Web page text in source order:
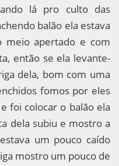
lá pro culto das
balão ela estava
meio apertado e com
então se ela levante-
dela, bom com uma
fomos por eles
foi colocar o balão ela
dela subiu e mostro a
um pouco caído
mostro um pouco de